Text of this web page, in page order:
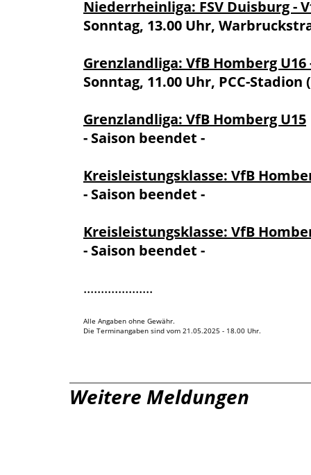
Niederrheinliga: FSV Duisburg -
Sonntag, 13.00 Uhr,
Grenzlandliga: VfB Homberg U16
Sonntag, 11.00 Uhr, PCC-
Grenzlandliga: VfB Homberg U15
- Saison beendet -
Kreisleistungsklasse: VfB
- Saison beendet -
Kreisleistungsklasse: VfB
- Saison beendet -
....................
Alle Angaben ohne Gewähr.
Die Terminangaben sind vom 21.05.2025 - 18.00 Uhr.
Weitere Meldungen